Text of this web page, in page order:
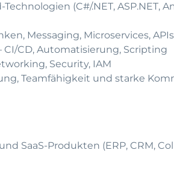
(C#/.NET, ASP.NET,
Messaging, Microservices,
CI/CD, Automatisierung, Scripting
Security, IAM
Teamfähigkeit und starke
SaaS-Produkten (ERP, CRM,